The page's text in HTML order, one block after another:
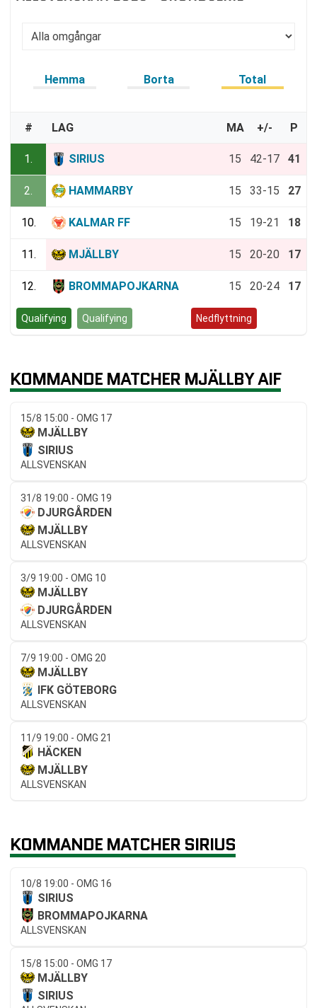
Hemma Borta Total
# LAG MA +/- P
1. SIRIUS 15 42-17 41
2. HAMMARBY 15 33-15 27
10. KALMAR FF 15 19-21 18
11. MJÄLLBY 15 20-20 17
12. BROMMAPOJKARNA 15 20-24 17
Qualifying Qualifying Nedflyttning
KOMMANDE MATCHER MJÄLLBY AIF
15/8 15:00 - OMG 17
MJÄLLBY
SIRIUS
ALLSVENSKAN
31/8 19:00 - OMG 19
DJURGÅRDEN
MJÄLLBY
ALLSVENSKAN
3/9 19:00 - OMG 10
MJÄLLBY
DJURGÅRDEN
ALLSVENSKAN
7/9 19:00 - OMG 20
MJÄLLBY
IFK GÖTEBORG
ALLSVENSKAN
11/9 19:00 - OMG 21
HÄCKEN
MJÄLLBY
ALLSVENSKAN
KOMMANDE MATCHER SIRIUS
10/8 19:00 - OMG 16
SIRIUS
BROMMAPOJKARNA
ALLSVENSKAN
15/8 15:00 - OMG 17
MJÄLLBY
SIRIUS